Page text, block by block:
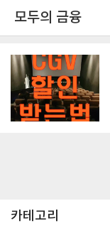
모두의 금융
카테고리